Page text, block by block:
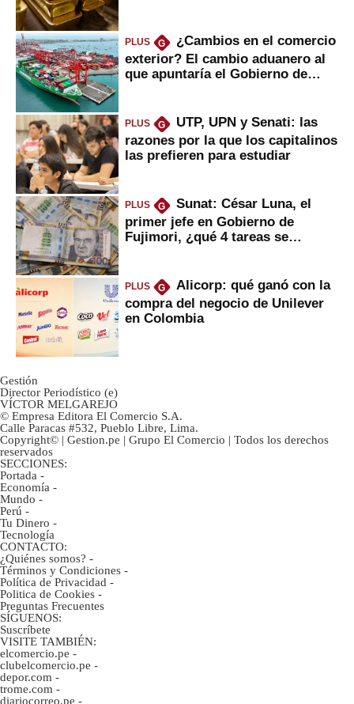
PLUS G
¿Cambios en el comercio
exterior? El cambio aduanero al
que apuntaría el Gobierno de
PLUS G
UTP, UPN y Senati: las
razones por la que los capitalinos
las prefieren para estudiar
PLUS G
Sunat: César Luna, el
primer jefe en Gobierno de
Fujimori, ¿qué 4 tareas se
PLUS G
Alicorp: qué ganó con la
compra del negocio de Unilever
en Colombia
Gestión
Director Periodístico (e)
VÍCTOR MELGAREJO
© Empresa Editora El Comercio S.A.
Calle Paracas #532, Pueblo Libre, Lima.
Copyright© | Gestion.pe | Grupo El Comercio | Todos los derechos
reservados
SECCIONES:
Portada -
Economía -
Mundo -
Perú -
Tu Dinero -
Tecnología
CONTACTO:
¿Quiénes somos? -
Términos y Condiciones -
Política de Privacidad -
Politica de Cookies -
Preguntas Frecuentes
SÍGUENOS:
Suscríbete
VISITE TAMBIÉN:
elcomercio.pe -
clubelcomercio.pe -
depor.com -
trome.com -
diariocorreo.pe -